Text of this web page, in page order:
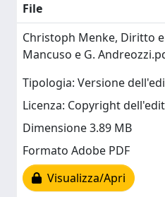
File
Christoph Menke, Diritto
Mancuso e G.
Tipologia: Versione
Licenza: Copyright
Dimensione 3.89 MB
Formato Adobe PDF
Visualizza/Apri